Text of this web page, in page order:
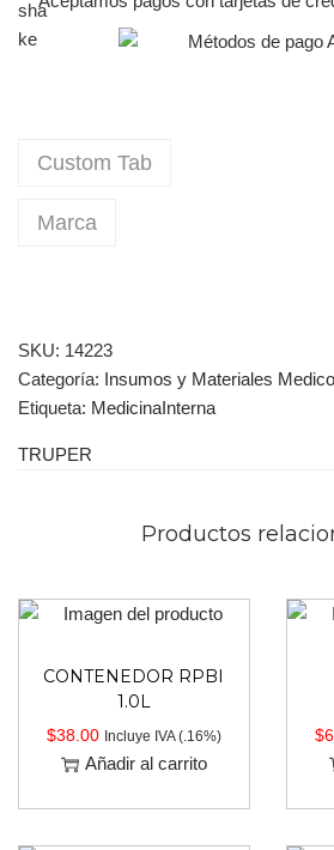
Custom Tab
Marca
SKU: 14223
Categoría: Insumos y Materiales
Etiqueta: MedicinaInterna
TRUPER
Productos
CONTENEDOR RPBI
1.0L
$38.00 Incluye IVA (.16%)
Añadir al carrito
$